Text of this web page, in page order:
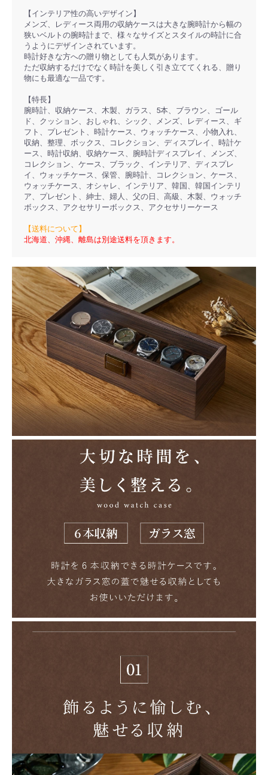
【インテリア性の高いデザイン】
メンズ、レディース両用の収納ケースは大きな腕時計から幅の
狭いベルトの腕時計まで、様々なサイズとスタイルの時計に合
うようにデザインされています。
時計好きな方への贈り物としても人気があります。
ただ収納するだけでなく時計を美しく引き立ててくれる、贈り
物にも最適な一品です。
【特長】
腕時計、収納ケース、木製、ガラス、5本、ブラウン、ゴール
ド、クッション、おしゃれ、シック、メンズ、レディース、ギ
フト、プレゼント、時計ケース、ウォッチケース、小物入れ、
収納、整理、ボックス、コレクション、ディスプレイ、時計ケ
ース、時計収納、収納ケース、腕時計ディスプレイ、メンズ、
コレクション、ケース、ブラック、インテリア、ディスプレ
イ、ウォッチケース、保管、腕時計、コレクション、ケース、
ウォッチケース、オシャレ、インテリア、韓国、韓国インテリ
ア、プレゼント、紳士、婦人、父の日、高級、木製、ウォッチ
ボックス、アクセサリーボックス、アクセサリーケース
【送料について】
北海道、沖縄、離島は別途送料を頂きます。